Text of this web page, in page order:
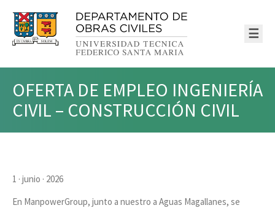
☰
OFERTA DE EMPLEO INGENIERÍA
CIVIL – CONSTRUCCIÓN CIVIL
1 · junio · 2026
En ManpowerGroup, junto a nuestro a Aguas Magallanes, se